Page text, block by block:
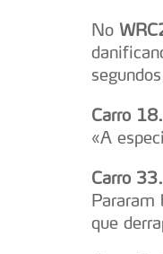
No
Carro
«A
Carro
Pararam
que